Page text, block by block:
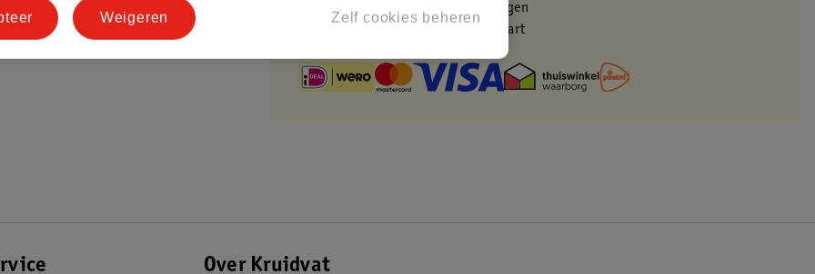
Gratis retourneren binnen 30 dagen
Gratis punten met je Kruidvat kaart
Over Kruidvat
Zelf cookies beheren
Weigeren